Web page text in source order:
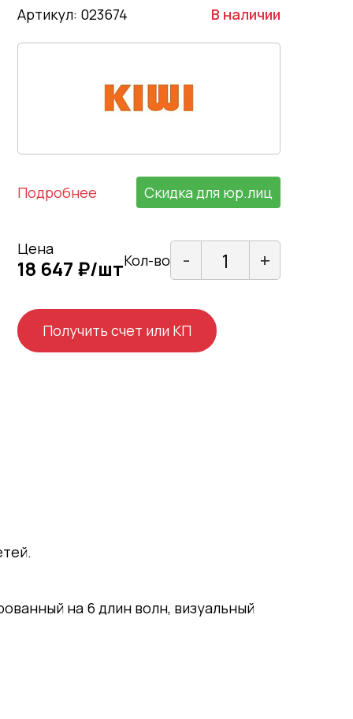
Артикул: 023674 В наличии
Подробнее Скидка для юр.лиц
Цена
18 647 ₽/штКол-во - +
Получить счет или КП
на 6 длин волн, визуальный